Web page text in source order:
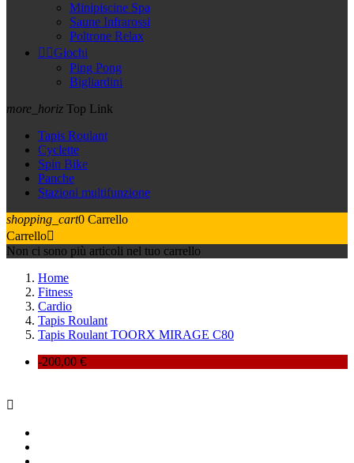
Minipiscine Spa
Saune Infrarossi
Poltrone Relax
 Giochi
Ping Pong
Bigliardini
more_horiz Top Link
Tapis Roulant
Cyclette
Spin Bike
Panche
Stazioni multifunzione
shopping_cart0 Carrello
Carrello
Non ci sono più articoli nel tuo carrello
Home
Fitness
Cardio
Tapis Roulant
Tapis Roulant TOORX MIRAGE C80
-200,00 €
